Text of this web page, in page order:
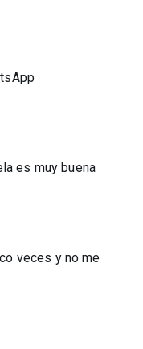
es muy buena
veces y no me